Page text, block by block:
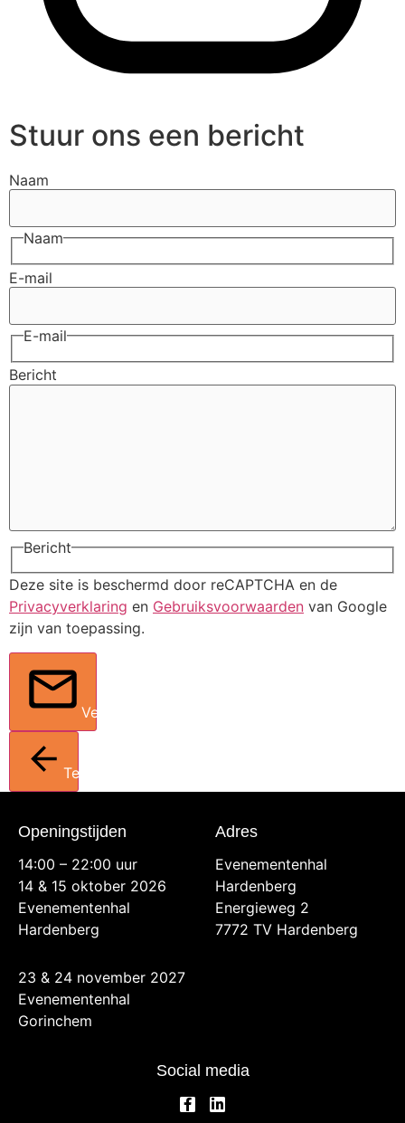
Stuur ons een bericht
Naam
Naam
E-mail
E-mail
Bericht
Bericht
Deze site is beschermd door reCAPTCHA en de
Privacyverklaring en Gebruiksvoorwaarden van Google
zijn van toepassing.
Verstuur
Terug
Openingstijden
14:00 – 22:00 uur
14 & 15 oktober 2026
Evenementenhal
Hardenberg
23 & 24 november 2027
Evenementenhal
Gorinchem
Adres
Evenementenhal
Hardenberg
Energieweg 2
7772 TV Hardenberg
Social media